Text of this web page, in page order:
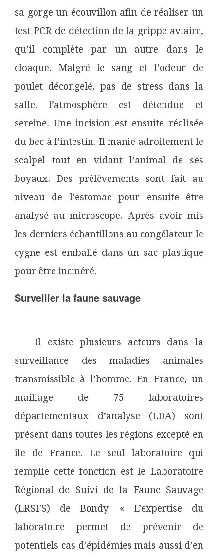
sa gorge un écouvillon afin de réaliser un
test PCR de détection de la grippe aviaire,
qu’il complète par un autre dans le
cloaque. Malgré le sang et l’odeur de
poulet décongelé, pas de stress dans la
salle, l’atmosphère est détendue et
sereine. Une incision est ensuite réalisée
du bec à l’intestin. Il manie adroitement le
scalpel tout en vidant l’animal de ses
boyaux. Des prélèvements sont fait au
niveau de l’estomac pour ensuite être
analysé au microscope. Après avoir mis
les derniers échantillons au congélateur le
cygne est emballé dans un sac plastique
pour être incinéré.
Surveiller la faune sauvage
Il existe plusieurs acteurs dans la
surveillance des maladies animales
transmissible à l’homme. En France, un
maillage de 75 laboratoires
départementaux d’analyse (LDA) sont
présent dans toutes les régions excepté en
île de France. Le seul laboratoire qui
remplie cette fonction est le Laboratoire
Régional de Suivi de la Faune Sauvage
(LRSFS) de Bondy. « L’expertise du
laboratoire permet de prévenir de
potentiels cas d’épidémies mais aussi d’en